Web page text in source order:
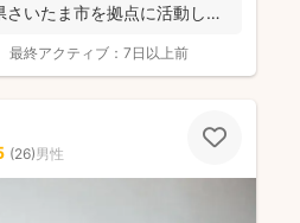
いたま市を拠点に活動して
最終アクティブ： 7日以上前
(26)男性